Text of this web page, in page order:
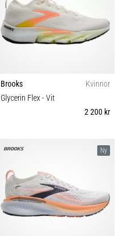
Brooks
Kvinnor
Glycerin Flex- Vit
2 200 kr
Ny